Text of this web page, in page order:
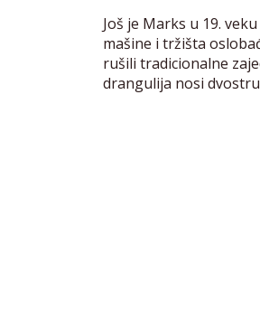
Još je Marks u 19.
mašine i tržišta
rušili tradicionalne
drangulija nosi